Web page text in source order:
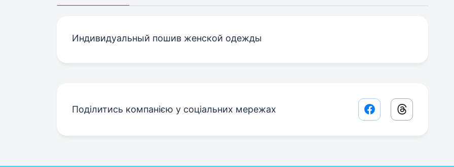
Индивидуальный пошив женской одежды
Поділитись компанією у соціальних мережах Facebook share link
Threads